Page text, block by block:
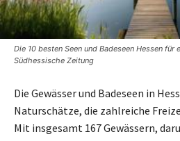
Die 10 besten Seen und Badeseen Hessen
Südhessische Zeitung
Die Gewässer und Badeseen in
Naturschätze, die zahlreiche
Mit insgesamt 167 Gewässern,